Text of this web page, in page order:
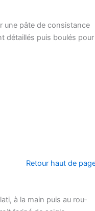
une pâte de consis­tance
détaillés puis bou­lés pour
Retour haut de
à la main puis au rou­